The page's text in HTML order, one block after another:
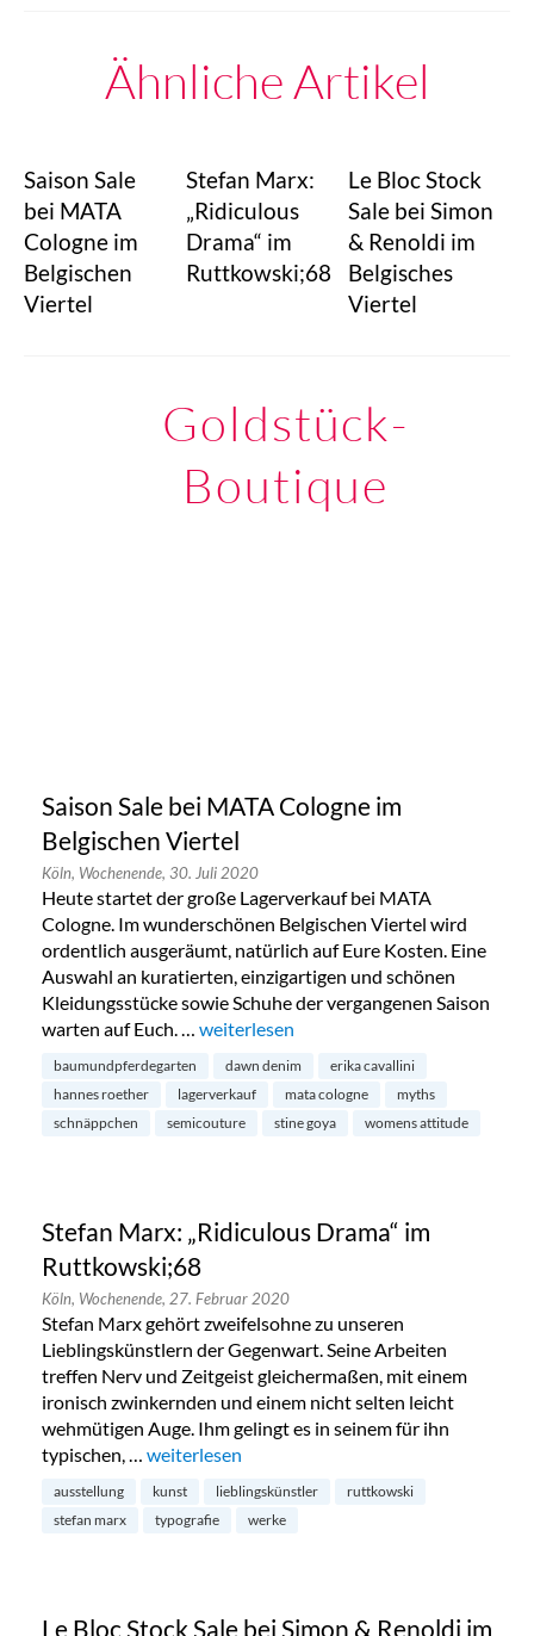
Ähnliche Artikel
Saison Sale
bei MATA
Cologne im
Belgischen
Viertel
Stefan Marx:
„Ridiculous
Drama“ im
Ruttkowski;68
Le Bloc Stock
Sale bei Simon
& Renoldi im
Belgisches
Viertel
Goldstück-
Boutique
Saison Sale bei MATA Cologne im
Belgischen Viertel
Köln, Wochenende, 30. Juli 2020
Heute startet der große Lagerverkauf bei MATA
Cologne. Im wunderschönen Belgischen Viertel wird
ordentlich ausgeräumt, natürlich auf Eure Kosten. Eine
Auswahl an kuratierten, einzigartigen und schönen
Kleidungsstücke sowie Schuhe der vergangenen Saison
warten auf Euch. … „Saison Sale bei MATA Cologne im
weiterlesen
baumundpferdegarten dawn denim
erika cavallini
hannes roether
lagerverkauf mata cologne
myths
schnäppchen
semicouture stine goya womens attitude
Stefan Marx: „Ridiculous Drama“ im
Ruttkowski;68
Köln, Wochenende, 27. Februar 2020
Stefan Marx gehört zweifelsohne zu unseren
Lieblingskünstlern der Gegenwart. Seine Arbeiten
treffen Nerv und Zeitgeist gleichermaßen, mit einem
ironisch zwinkernden und einem nicht selten leicht
wehmütigen Auge. Ihm gelingt es in seinem für ihn
typischen, … „Stefan Marx: „Ridiculous Drama“ im
weiterlesen
ausstellung kunst lieblingskünstler
ruttkowski
stefan marx
typografie werke
Le Bloc Stock Sale bei Simon & Renoldi im